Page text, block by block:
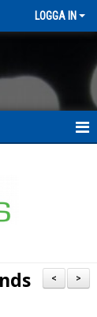
LOGGA IN
>
<